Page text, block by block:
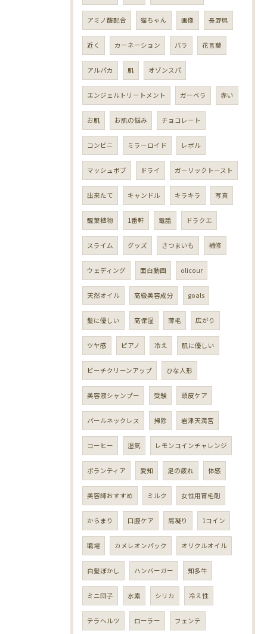
アミノ酸配合 猫ちゃん 画像 長野県
近く カーネーション バラ 花言葉
アルパカ 肌 オゾンスパ
エンジェルトリートメント ガーベラ 赤い
お肌 お肌の悩み チョコレート
コンビニ ミラーロイド レボル
マッシュボブ ドライ ガーリックトースト
出来たて キャンドル キラキラ 写真
観葉植物 1番軒 電話 ドラクエ
スライム グッズ さつまいも 補修
ウェディング 面白動画 olicour
天然オイル 高級美容成分 goals
髪に優しい 高保湿 薄毛 広がり
ツヤ感 ピアノ 冷え 肌に優しい
ビーチクリーンアップ ひな人形
美容液シャンプー 受験 頭皮ケア
パールネックレス 掃除 岩津天満宮
コーヒー 湿気 レモンコインチャレンジ
ボランティア 愛知 足の疲れ 体感
美容師おすすめ ミルク 女性用育毛剤
からまり 口腔ケア 肩凝り 1コイン
職場 カメレオンパック オリクルオイル
白髪ぼかし ハンバーガー 知多牛
ミニ団子 水素 シリカ 冷え性
テラヘルツ ローラー フェンテ